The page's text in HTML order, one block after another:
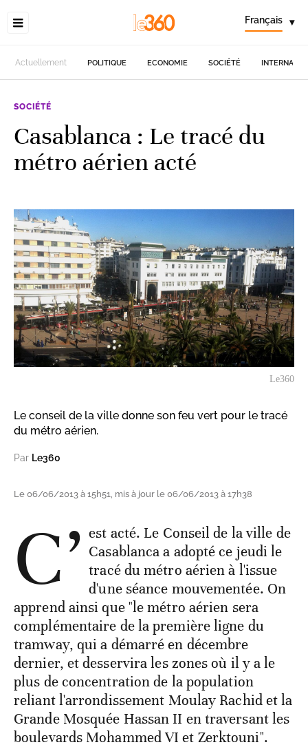
Français ▾
Actuellement POLITIQUE ECONOMIE SOCIÉTÉ
SOCIÉTÉ
Casablanca : Le tracé du
métro aérien acté
Le360
Le conseil de la ville donne son feu vert pour le tracé
du métro aérien.
Par Le360
Le 06/06/2013 à 15h51, mis à jour le 06/06/2013 à 17h38
C’ est acté. Le Conseil de la ville de
Casablanca a adopté ce jeudi le
tracé du métro aérien à l'issue
d'une séance mouvementée. On
apprend ainsi que "le métro aérien sera
complémentaire de la première ligne du
tramway, qui a démarré en décembre
dernier, et desservira les zones où il y a le
plus de concentration de la population
reliant l'arrondissement Moulay Rachid et la
Grande Mosquée Hassan II en traversant les
boulevards Mohammed VI et Zerktouni".